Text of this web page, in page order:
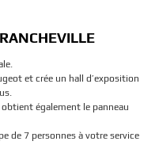
et crée un hall d’exposition
également le panneau
de 7 personnes à votre service